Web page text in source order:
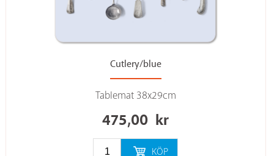
Cutlery/blue
Tablemat 38x29cm
475,00 kr
KÖP